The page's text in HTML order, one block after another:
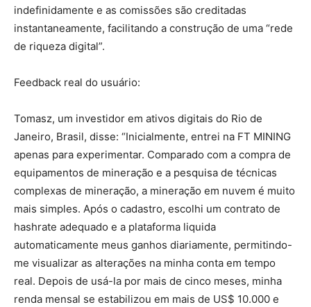
indefinidamente e as comissões são creditadas
instantaneamente, facilitando a construção de uma “rede
de riqueza digital”.
Feedback real do usuário:
Tomasz, um investidor em ativos digitais do Rio de
Janeiro, Brasil, disse: “Inicialmente, entrei na FT MINING
apenas para experimentar. Comparado com a compra de
equipamentos de mineração e a pesquisa de técnicas
complexas de mineração, a mineração em nuvem é muito
mais simples. Após o cadastro, escolhi um contrato de
hashrate adequado e a plataforma liquida
automaticamente meus ganhos diariamente, permitindo-
me visualizar as alterações na minha conta em tempo
real. Depois de usá-la por mais de cinco meses, minha
renda mensal se estabilizou em mais de US$ 10.000 e